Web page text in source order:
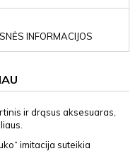
INFORMACIJOS
ir drąsus aksesuaras,
imitacija suteikia